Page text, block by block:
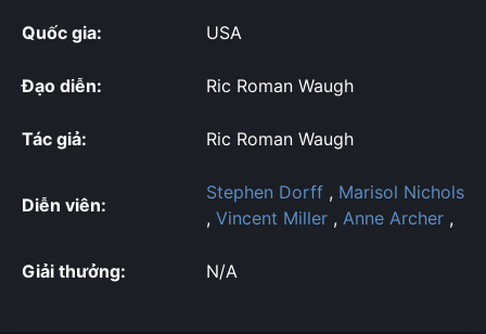
Quốc gia: USA
Đạo diễn: Ric Roman Waugh
Tác giả: Ric Roman Waugh
Diễn viên:
Stephen Dorff , Marisol Nichols
, Vincent Miller , Anne Archer ,
Giải thưởng: N/A